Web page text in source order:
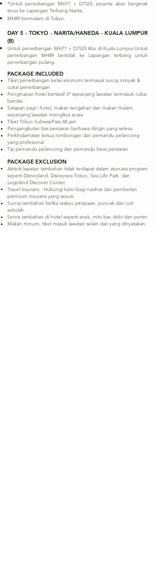
*Untuk penerbangan MH71 + D7523, peserta akan bergerak
terus ke Lapangan Terbang Narita.
MH89 bermalam di Tokyo.
DAY 5 - TOKYO - NARITA/HANEDA - KUALA LUMPUR
(B)
Untuk penerbangan MH71 + D7523 tiba di Kuala Lumpur.Untuk
penerbangan MH89 bertolak ke Lapangan terbang untuk
penerbangan pulang.
PACKAGE INCLUDED
Tiket penerbangan kelas ekonomi termasuk surcaj minyak &
cukai penerbangan
Penginapan hotel bertaraf 3* sepanjang lawatan termasuk cukai
bandar.
Sarapan pagi i hotel, makan tengahari dan makan malam
sepanjang lawatan mengikut acara
Tiket Tokyo SubwayPass 48 jam
Pengangkutan bas persiaran berhawa dingin yang selesa
Perkhidamatan ketua rombongan dan pemandu pelancong
yang profesional
Tip pemandu pelancong dan pemandu beas persiaran
PACKAGE EXCLUSION
Aktiviti lawatan tambahan tidak terdapat dalam aturcara program
seperti Disneyland, Disneysea Tokyo, Sea Life Park dan
Legoland Discover Center.
Travel insurans - Hubungi kami bagi nasihat dan pembelian
premium insurans yang sesuai
Surcaj tambahan ketika wakyu perayaan, puncak dan cuti
sekolah​
Servis tambahan di hotel seperti snek, mini bar, dobi dan porter
Makan minum, tiket masuk lawatan selain dari yang dinyatakan